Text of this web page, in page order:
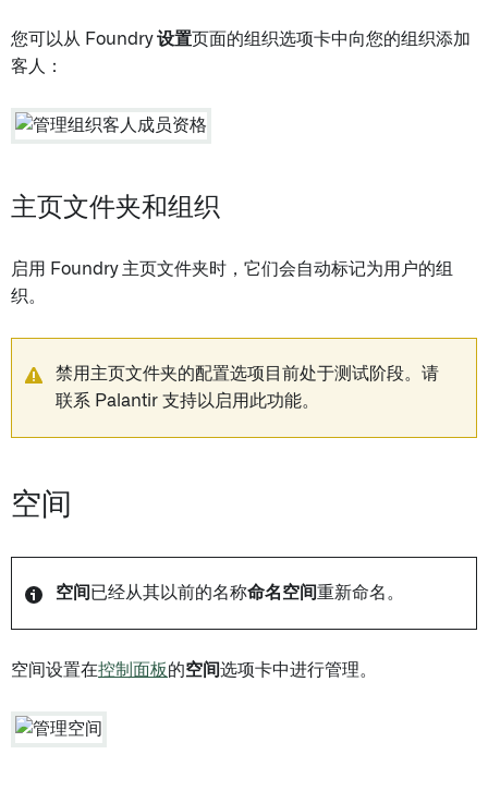
您可以从 Foundry设置页面的组织选项卡中向您的组织添加
客人：
主页文件夹和组织
启用 Foundry 主页文件夹时，它们会自动标记为用户的组
织。
禁用主页文件夹的配置选项目前处于测试阶段。请
联系 Palantir 支持以启用此功能。
空间
空间 已经从其以前的名称命名空间 重新命名。
空间设置在控制面板的空间 选项卡中进行管理。